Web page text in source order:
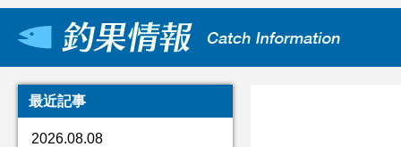
最近記事
2026.08.08